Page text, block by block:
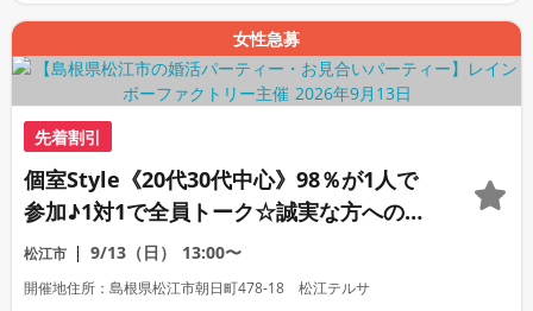
女性急募
先着割引
個室Style《20代30代中心》98％が1人で
参加♪1対1で全員トーク☆誠実な方への婚
活パーティー
松江市 9/13（日） 13:00〜
開催地住所：島根県松江市朝日町478-18 松江テルサ